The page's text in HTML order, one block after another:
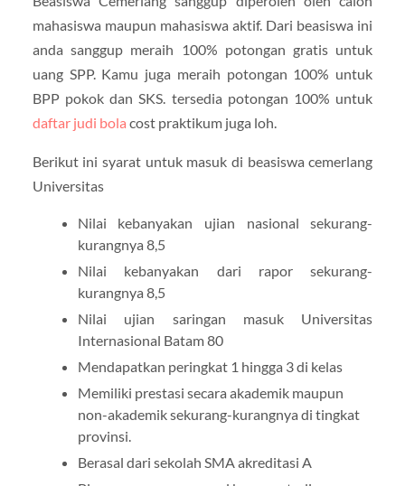
mahasiswa maupun mahasiswa aktif. Dari beasiswa ini
anda sanggup meraih 100% potongan gratis untuk
uang SPP. Kamu juga meraih potongan 100% untuk
BPP pokok dan SKS. tersedia potongan 100% untuk
daftar judi bola cost praktikum juga loh.
Berikut ini syarat untuk masuk di beasiswa cemerlang
Universitas
Nilai kebanyakan ujian nasional sekurang-
kurangnya 8,5
Nilai kebanyakan dari rapor sekurang-
kurangnya 8,5
Nilai ujian saringan masuk Universitas
Internasional Batam 80
Mendapatkan peringkat 1 hingga 3 di kelas
Memiliki prestasi secara akademik maupun
non-akademik sekurang-kurangnya di tingkat
provinsi.
Berasal dari sekolah SMA akreditasi A